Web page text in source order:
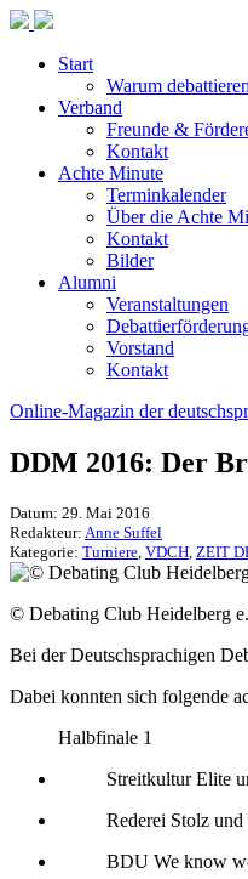
Start
Warum
Verband
Freunde &
Kontakt
Achte Minute
Terminkalender
Über die Achte
Kontakt
Bilder
Alumni
Veranstaltungen
Vorstand
Kontakt
Online-Magazin der
DDM 2016: Der
Datum: 29. Mai 2016
Redakteur: Anne Suffel
Kategorie: Turniere VDCH ZEIT
© Debating Club Heidelberg
Bei der Deutschsprachigen
Dabei konnten sich folgende
Halbfinale 1
Streitkultur Elite
Rederei Stolz
BDU We know